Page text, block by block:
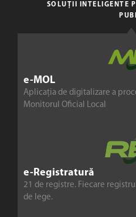
e-MOL
Aplicația de digitalizare a
Monitorul Oficial Local
e-Registratură
21 de registre. Fiecare
de lege.
SOLUȚII INTELIGENTE